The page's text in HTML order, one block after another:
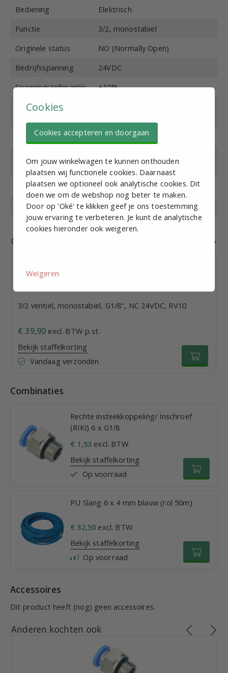
Bediening
Elektrisch
Functie
3/2, monostabiel
Originele status
NO (Normally Open)
Bedrijfsspanning
24VDC
Spanningstollerantie
±10%
Schakeltijd (bij 5 bar)
Beschermingsklasse
IP65
Bedrijfstemperatuur
-20 tot +70
Materiaal afdichting
NBR
Merk
EMC
Gerelateerde producten
3/2 ventiel, monostabiel, G1/8", NC 24VDC, RV10
€ 39,90 excl. BTW p.st.
Bekijk staffelkorting
Vandaag verzonden
Combinaties
Rechte insteekkoppeling/ Inschroef
(RIKI) 6 x G1/8
€ 1,53 excl. BTW
Bekijk staffelkorting
Op voorraad
PU Slang 6 x 4 mm blauw (rol 50m)
€ 32,50 excl. BTW
Bekijk staffelkorting
Op voorraad
Accessoires
Dit product heeft (nog) geen accessoires.
Anderen kochten ook
Cookies
Cookies accepteren en doorgaan
Om jouw winkelwagen te kunnen onthouden
plaatsen wij functionele cookies. Daarnaast
plaatsen we optioneel ook analytische cookies. Dit
doen we om de webshop nog beter te maken.
Door op 'Oké' te klikken geef je ons toestemming
jouw ervaring te verbeteren. Je kunt de analytische
cookies hieronder ook weigeren.
Weigeren